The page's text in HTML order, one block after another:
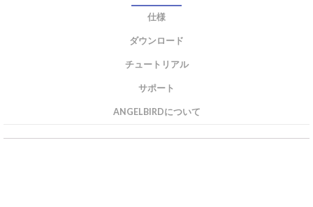
仕様
ダウンロード
チュートリアル
サポート
ANGELBIRDについて